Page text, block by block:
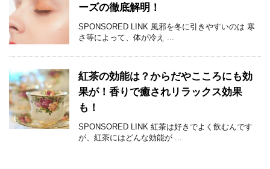
ーズの徹底解明！
SPONSORED LINK 風邪を冬に引きやすいのは 寒
さ等によって、体が冷え ...
紅茶の効能は？からだやこころにも効
果が！香りで癒されリラックス効果
も！
SPONSORED LINK 紅茶は好きでよく飲むんです
が、紅茶にはどんな効能が ...